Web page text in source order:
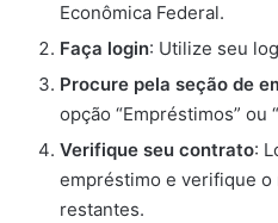
Econômica Federal.
Faça login: Utilize seu
Procure pela seção de
opção “Empréstimos” ou
Verifique seu contrato:
empréstimo e verifique o
restantes.